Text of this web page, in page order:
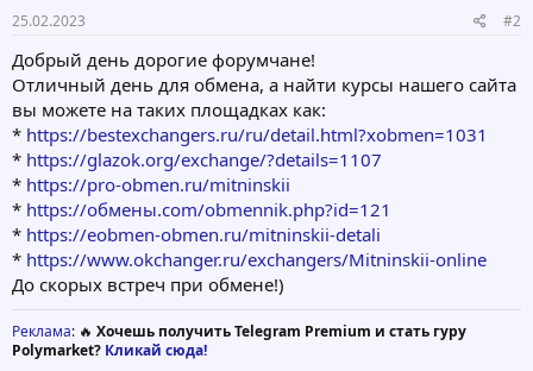
25.02.2023 #2
Добрый день дорогие форумчане!
Отличный день для обмена, а найти курсы нашего сайта
вы можете на таких площадках как:
* https://bestexchangers.ru/ru/detail.html?xobmen=1031
* https://glazok.org/exchange/?details=1107
* https://pro-obmen.ru/mitninskii
* https://обмены.com/obmennik.php?id=121
* https://eobmen-obmen.ru/mitninskii-detali
* https://www.okchanger.ru/exchangers/Mitninskii-online
До скорых встреч при обмене!)
Реклама: 🔥 Хочешь получить Telegram Premium и стать гуру
Polymarket? Кликай сюда!